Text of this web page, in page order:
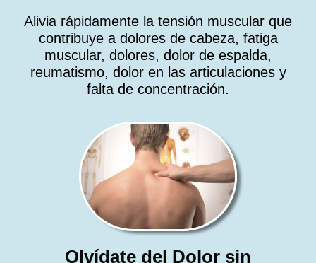
Alivia rápidamente la tensión muscular que
contribuye a dolores de cabeza, fatiga
muscular, dolores, dolor de espalda,
reumatismo, dolor en las articulaciones y
falta de concentración.
Olvídate del Dolor sin